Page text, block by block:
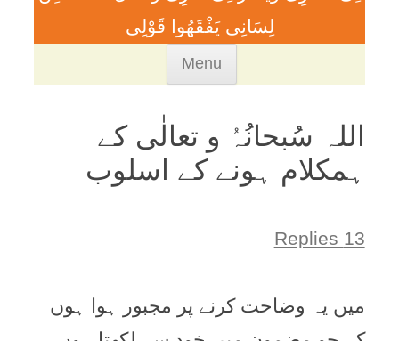
لِسَانِی يَفْقَھُوا قَوْلِی
Menu
content
اللہ سُبحانُہُ و تعالٰی کے
ہمکلام ہونے کے اسلوب
13 Replies
میں یہ وضاحت کرنے پر مجبور ہوا ہوں